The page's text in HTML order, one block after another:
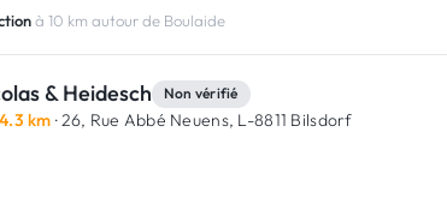
à 10 km autour de Boulaide
& Heidesch Non vérifié
4.3 km · 26, Rue Abbé Neuens, L-8811 Bilsdorf